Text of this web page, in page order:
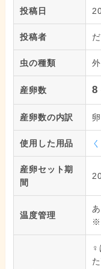
投稿日
投稿者
虫の種類
産卵数 8
産卵数の内訳
使用した用品
産卵セット期
間
温度管理
※
♀